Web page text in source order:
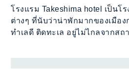
โรงแรม Takeshima hotel เป็น
ต่างๆ ที่นับว่าน่าพักมากของเมือง
ทำเลดี ติดทะเล อยู่ไม่ไกลจากสถ